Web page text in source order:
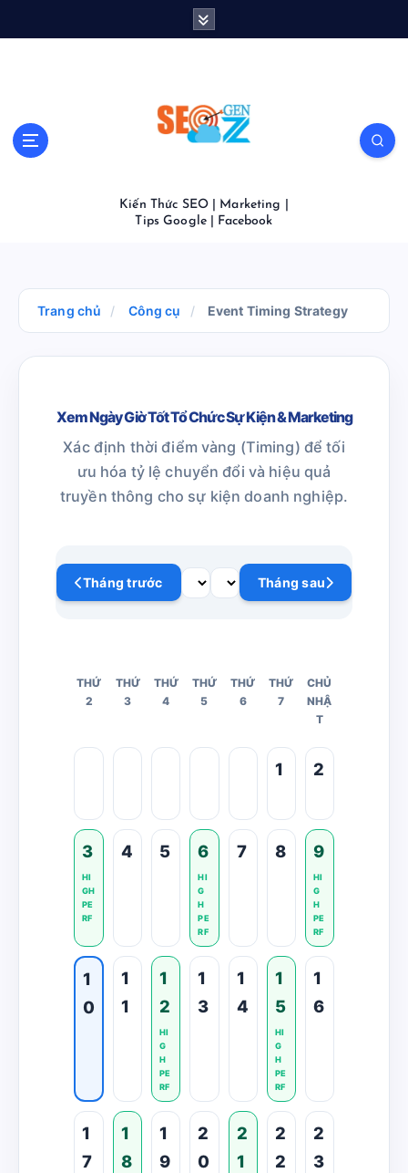
Kiến Thức SEO | Marketing |
Tips Google | Facebook
Trang chủ / Công cụ / Event Timing Strategy
Xem Ngày Giờ Tốt Tổ Chức Sự Kiện & Marketing
Xác định thời điểm vàng (Timing) để tối
ưu hóa tỷ lệ chuyển đổi và hiệu quả
truyền thông cho sự kiện doanh nghiệp.
Tháng trước Tháng sau
THỨ
2
THỨ
3
THỨ
4
THỨ
5
THỨ
6
THỨ
7
CHỦ
NHẬ
T
1 2
3
HI
GH
PE
RF
4 5 6
HI
G
H
PE
RF
7 8 9
HI
G
H
PE
RF
1
0
1
1
1
2
HI
G
H
PE
RF
1
3
1
4
1
5
HI
G
H
PE
RF
1
6
1
7
1
8
1
9
2
0
2
1
2
2
2
3